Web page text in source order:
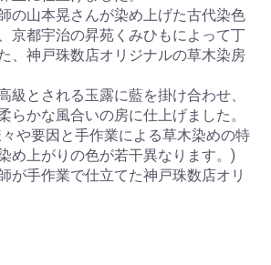
の山本晃さんが染め上げた古代染色
京都宇治の昇苑くみひもによって丁
、神戸珠数店オリジナルの草木染房
級とされる玉露に藍を掛け合わせ、
らかな風合いの房に仕上げました。
や要因と手作業による草木染めの特
め上がりの色が若干異なります。)
が手作業で仕立てた神戸珠数店オリ